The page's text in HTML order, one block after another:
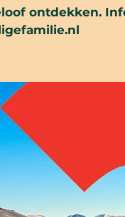
ontdekken.